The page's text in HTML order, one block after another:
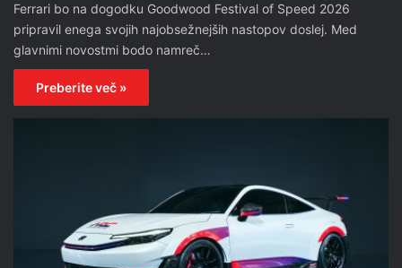
Ferrari bo na dogodku Goodwood Festival of Speed 2026
pripravil enega svojih najobsežnejših nastopov doslej. Med
glavnimi novostmi bodo namreč…
Preberite več »